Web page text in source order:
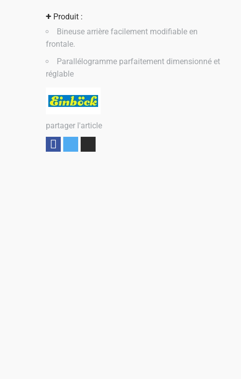
+Produit :
Bineuse arrière facilement modifiable en
frontale.
Parallélogramme parfaitement dimensionné et
réglable
partager l'article